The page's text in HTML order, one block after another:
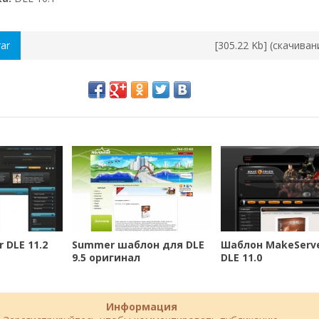
[305.22 Kb]
11.2
Summer шаблон для DLE
9.5 оригинал
Шаблон
DLE 11.0
Информация